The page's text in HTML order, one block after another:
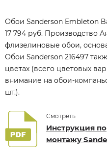
Обои Sanderson Embleton
17 794 руб. Производство
флизелиновые обои,
Обои Sanderson 216497
цветах (всего цветовых
внимание на обои-
шт.).
Смотреть
Инструкция по
монтажу